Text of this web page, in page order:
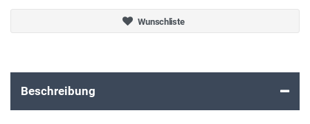
Wunschliste
Beschreibung